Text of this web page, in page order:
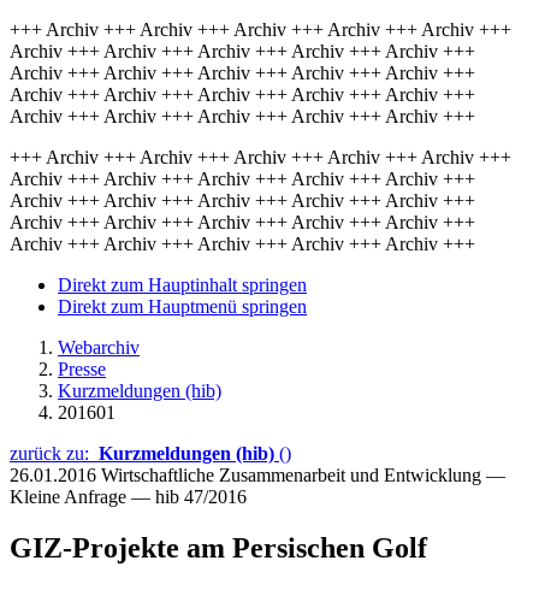
+++ Archiv +++ Archiv +++ Archiv +++ Archiv +++ Archiv +++
Archiv +++ Archiv +++ Archiv +++ Archiv +++ Archiv +++
Archiv +++ Archiv +++ Archiv +++ Archiv +++ Archiv +++
Archiv +++ Archiv +++ Archiv +++ Archiv +++ Archiv +++
Archiv +++ Archiv +++ Archiv +++ Archiv +++ Archiv +++
+++ Archiv +++ Archiv +++ Archiv +++ Archiv +++ Archiv +++
Archiv +++ Archiv +++ Archiv +++ Archiv +++ Archiv +++
Archiv +++ Archiv +++ Archiv +++ Archiv +++ Archiv +++
Archiv +++ Archiv +++ Archiv +++ Archiv +++ Archiv +++
Archiv +++ Archiv +++ Archiv +++ Archiv +++ Archiv +++
Direkt zum Hauptinhalt springen
Direkt zum Hauptmenü springen
Webarchiv
Presse
Kurzmeldungen (hib)
201601
zurück zu: Kurzmeldungen (hib) ()
26.01.2016 Wirtschaftliche Zusammenarbeit und Entwicklung —
Kleine Anfrage — hib 47/2016
GIZ-Projekte am Persischen Golf